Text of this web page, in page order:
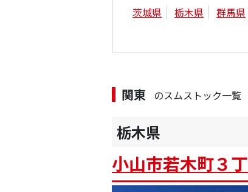
茨城県
栃木県 群馬県
関東 のスムストック一覧
栃木県
小山市若木町３